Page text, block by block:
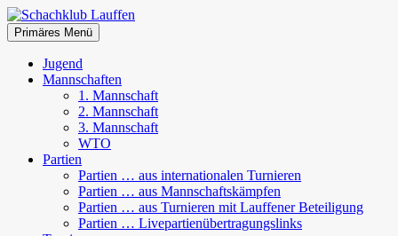
Zum
Inhalt
springen
Schachklub Lauffen
Suchen
Primäres Menü
Jugend
Mannschaften
1. Mannschaft
2. Mannschaft
3. Mannschaft
WTO
Partien
Partien … aus internationalen Turnieren
Partien … aus Mannschaftskämpfen
Partien … aus Turnieren mit Lauffener Beteiligung
Partien … Livepartienübertragungslinks